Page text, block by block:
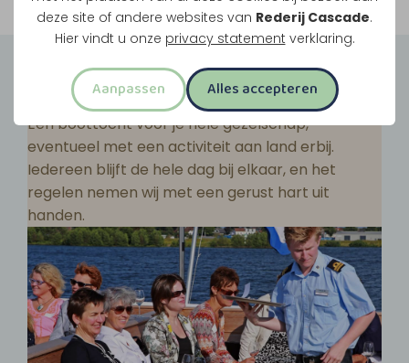
deze site of andere websites van Rederij Cascade.
Hier vindt u onze privacy statement verklaring.
Aanpassen Alles accepteren
Groepsuitjes
Een boottocht voor je hele gezelschap,
eventueel met een activiteit aan land erbij.
Iedereen blijft de hele dag bij elkaar, en het
regelen nemen wij met een gerust hart uit
handen.